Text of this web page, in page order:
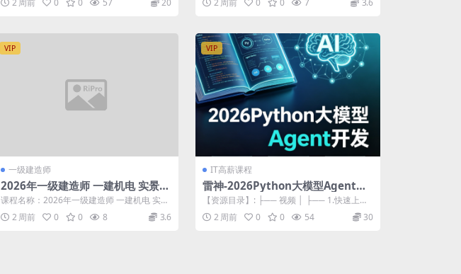
2 周前 0 0 57 20 2 周前 0 0 7 3.6
VIP
一级建造师
2026年一级建造师 一建机电 实景精
讲通关 杨海军
课程名称：2026年一级建造师 一建机电 实景
精讲通关 杨海军 更新进度： ...
2 周前 0 0 8 3.6
VIP
IT高薪课程
雷神-2026Python大模型Agent开
发
【资源目录】: ├── 视频 │ ├── 1.快速上手P
ython与AI生态 │...
2 周前 0 0 54 30